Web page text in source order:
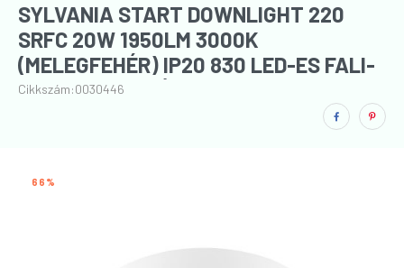
SYLVANIA START DOWNLIGHT 220
SRFC 20W 1950LM 3000K
(MELEGFEHÉR) IP20 830 LED-ES FALI-
MENNYEZETI LÁMPA
Cikkszám:0030446
66